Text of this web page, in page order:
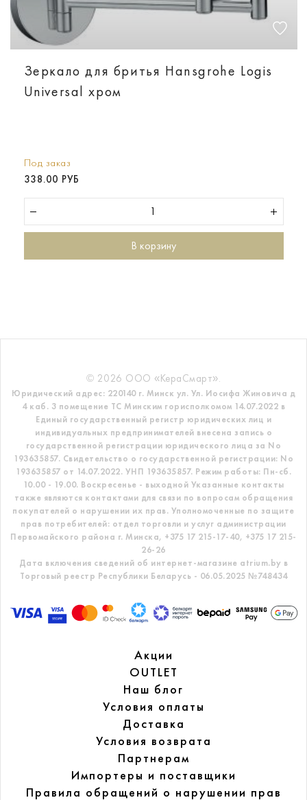
Зеркало для бритья Hansgrohe Logis
Universal хром
Под заказ
338.00 РУБ
В корзину
© 2026 ООО «КераСмарт».
Юридический адрес: 220140 г. Минск ул. Ул. Иосифа Жиновича д
4 каб. 3 помещение ТС Минским горисполкомом 14.07.2022 в
Единый государственный регистр юридических лиц и
индивидуальных предпринимателей внесена запись о
государственной регистрации юридического лица за No
193635857. Свидетельство о государственной регистрации: No
193635857 от 14.07.2022. УНП 193635857. Режим работы: Пн-сб.
10.00 - 19.00. Воскресенье - выходной Указанные контакты
также являются контактами для связи по вопросам обращения
покупателей о нарушении их прав. Уполномоченные по защите
прав потребителей: отдел торговли и услуг администрации
Первомайского района г. Минска, +375 17 215-17-40, +375 17 215-
26-26
Дата включения сведений об интернет-магазине atrium.by в
Торговый реестр Республики Беларусь - 06.05.2025 №748434
Акции
OUTLET
Наш блог
Условия оплаты
Доставка
Условия возврата
Партнерам
Импортеры и поставщики
Правила обращений о нарушении прав